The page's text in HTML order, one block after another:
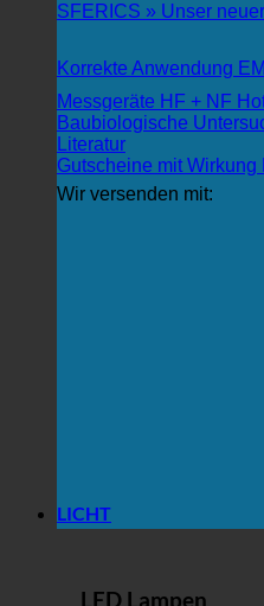
SFERICS » Unser
Korrekte Anwendung
Messgeräte HF + NF
Baubiologische
Literatur
Gutscheine mit Wirkung
Wir versenden mit:
LICHT
LED Lampen